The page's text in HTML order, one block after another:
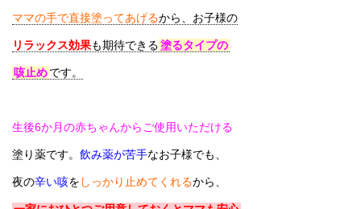
ママの手で直接塗ってあげるから、お子様の
リラックス効果も期待できる塗るタイプの
咳止めです。
生後6か月の赤ちゃんからご使用いただける
塗り薬です。 飲み薬が苦手なお子様でも、
夜の辛い咳を しっかり止めてくれるから、